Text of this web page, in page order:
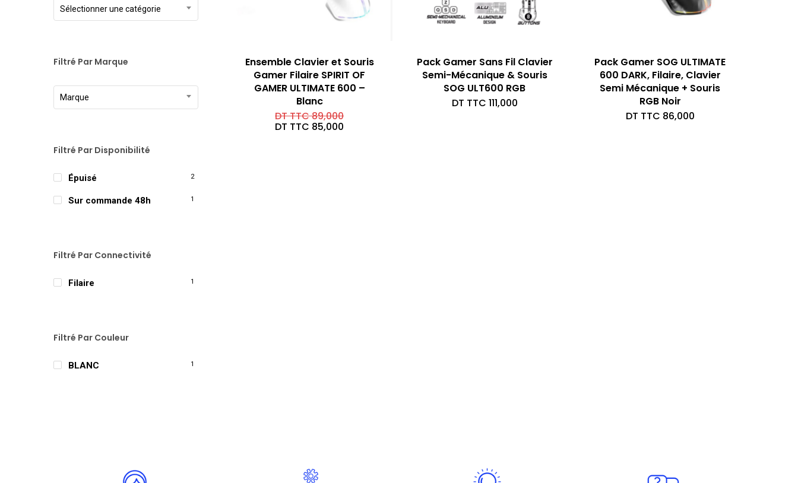
Sélectionner une catégorie
Filtré Par Marque
Marque
Filtré Par Disponibilité
Épuisé 2
Sur commande 48h 1
Filtré Par Connectivité
Filaire 1
Filtré Par Couleur
BLANC 1
Ensemble Clavier et Souris
Gamer Filaire SPIRIT OF
GAMER ULTIMATE 600 –
Blanc
DT TTC89,000Le
DT TTC 85,000
Pack Gamer Sans Fil Clavier
Semi-Mécanique & Souris
SOG ULT600 RGB
DT TTC 111,000
Pack Gamer SOG ULTIMATE
600 DARK, Filaire, Clavier
Semi Mécanique + Souris
RGB Noir
DT TTC 86,000